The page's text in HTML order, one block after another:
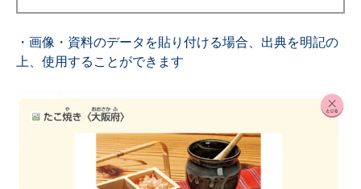
・画像・資料のデータを貼り付ける場合、出典を明記の
上、使用することができます